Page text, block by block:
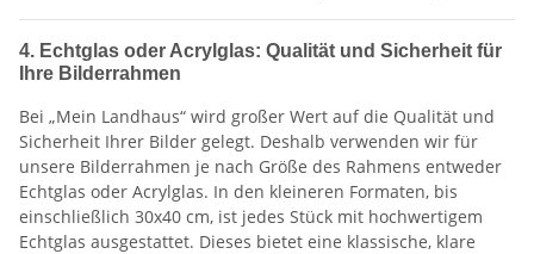
4. Echtglas oder Acrylglas: Qualität und Sicherheit für
Ihre Bilderrahmen
Bei „Mein Landhaus“ wird großer Wert auf die Qualität und
Sicherheit Ihrer Bilder gelegt. Deshalb verwenden wir für
unsere Bilderrahmen je nach Größe des Rahmens entweder
Echtglas oder Acrylglas. In den kleineren Formaten, bis
einschließlich 30x40 cm, ist jedes Stück mit hochwertigem
Echtglas ausgestattet. Dieses bietet eine klassische, klare